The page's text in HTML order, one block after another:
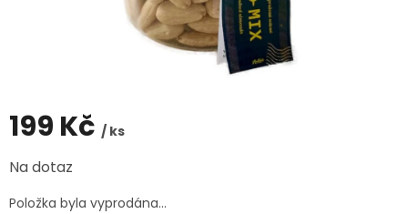
199 Kč / ks
Měrná
cena:
Na dotaz
Položka byla vyprodána…